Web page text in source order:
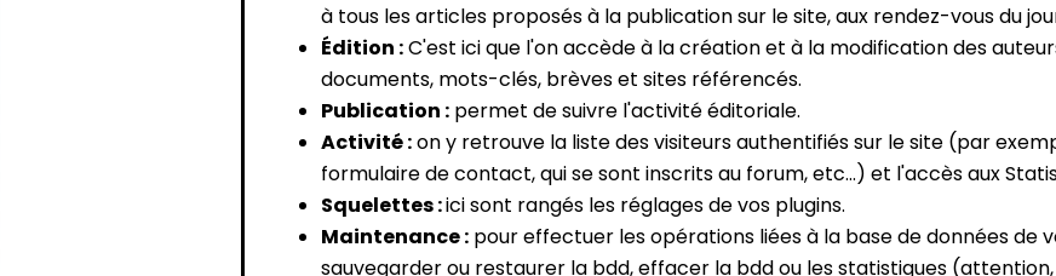
à tous les articles proposés à la publication sur le site, aux rendez-vous du
Édition :C'est ici que l'on accède à la création et à la modification des
documents, mots-clés, brèves et sites référencés.
Publication :permet de suivre l'activité éditoriale.
Activité :on y retrouve la liste des visiteurs authentifiés sur le site (par
formulaire de contact, qui se sont inscrits au forum, etc...) et l'accès aux
Squelettes :ici sont rangés les réglages de vos plugins.
Maintenance :pour effectuer les opérations liées à la base de données de
sauvegarder ou restaurer la bdd, effacer la bdd ou les statistiques